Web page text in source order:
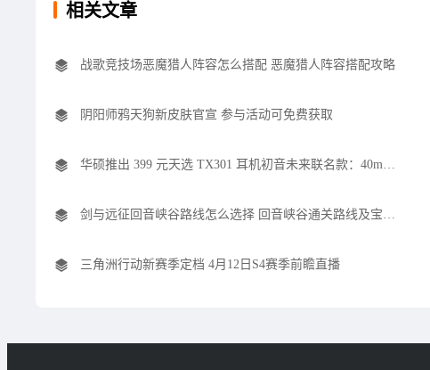
相关文章
战歌竞技场恶魔猎人阵容怎么搭配 恶魔猎人阵容搭配攻略
阴阳师鸦天狗新皮肤官宣 参与活动可免费获取
华硕推出 399 元天选 TX301 耳机初音未来联名款：40mm 驱动单元，虚拟 7.1 环绕声
剑与远征回音峡谷路线怎么选择 回音峡谷通关路线及宝箱攻略
三角洲行动新赛季定档 4月12日S4赛季前瞻直播